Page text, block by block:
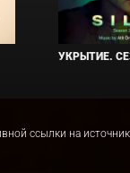
УКРЫТИЕ.
ссылки на